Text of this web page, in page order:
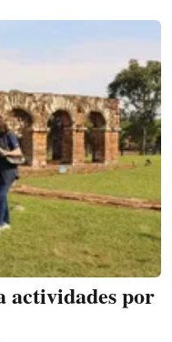
actividades por